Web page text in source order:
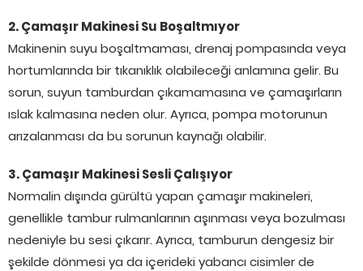
2. Çamaşır Makinesi Su Boşaltmıyor
Makinenin suyu boşaltmaması, drenaj pompasında veya
hortumlarında bir tıkanıklık olabileceği anlamına gelir. Bu
sorun, suyun tamburdan çıkamamasına ve çamaşırların
ıslak kalmasına neden olur. Ayrıca, pompa motorunun
arızalanması da bu sorunun kaynağı olabilir.
3. Çamaşır Makinesi Sesli Çalışıyor
Normalin dışında gürültü yapan çamaşır makineleri,
genellikle tambur rulmanlarının aşınması veya bozulması
nedeniyle bu sesi çıkarır. Ayrıca, tamburun dengesiz bir
şekilde dönmesi ya da içerideki yabancı cisimler de